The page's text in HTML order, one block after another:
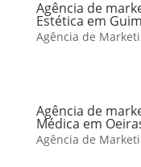
Agência de
Estética em
Agência de
Agência de
Médica em
Agência de